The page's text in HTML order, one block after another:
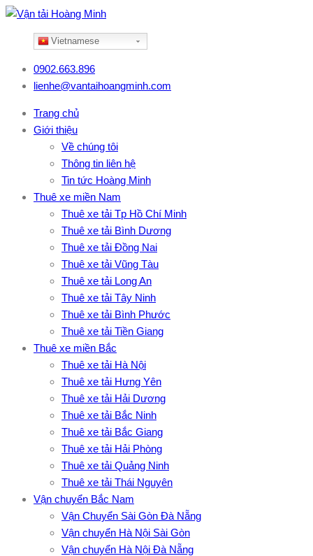
Vietnamese
0902.663.896
lienhe@vantaihoangminh.com
Trang chủ
Giới thiệu
Về chúng tôi
Thông tin liên hệ
Tin tức Hoàng Minh
Thuê xe miền Nam
Thuê xe tải Tp Hồ Chí Minh
Thuê xe tải Bình Dương
Thuê xe tải Đồng Nai
Thuê xe tải Vũng Tàu
Thuê xe tải Long An
Thuê xe tải Tây Ninh
Thuê xe tải Bình Phước
Thuê xe tải Tiền Giang
Thuê xe miền Bắc
Thuê xe tải Hà Nội
Thuê xe tải Hưng Yên
Thuê xe tải Hải Dương
Thuê xe tải Bắc Ninh
Thuê xe tải Bắc Giang
Thuê xe tải Hải Phòng
Thuê xe tải Quảng Ninh
Thuê xe tải Thái Nguyên
Vận chuyển Bắc Nam
Vận Chuyển Sài Gòn Đà Nẵng
Vận chuyển Hà Nội Sài Gòn
Vận chuyển Hà Nội Đà Nẵng